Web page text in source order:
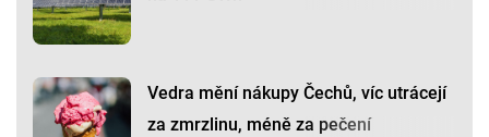
Vedra mění nákupy Čechů, víc utrácejí
za zmrzlinu, méně za pečení